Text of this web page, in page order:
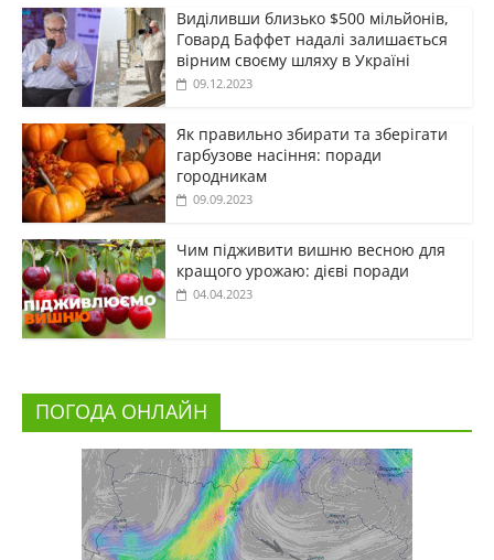
Виділивши близько $500 мільйонів,
Говард Баффет надалі залишається
вірним своєму шляху в Україні
09.12.2023
Як правильно збирати та зберігати
гарбузове насіння: поради
городникам
09.09.2023
Чим підживити вишню весною для
кращого урожаю: дієві поради
04.04.2023
ПОГОДА ОНЛАЙН